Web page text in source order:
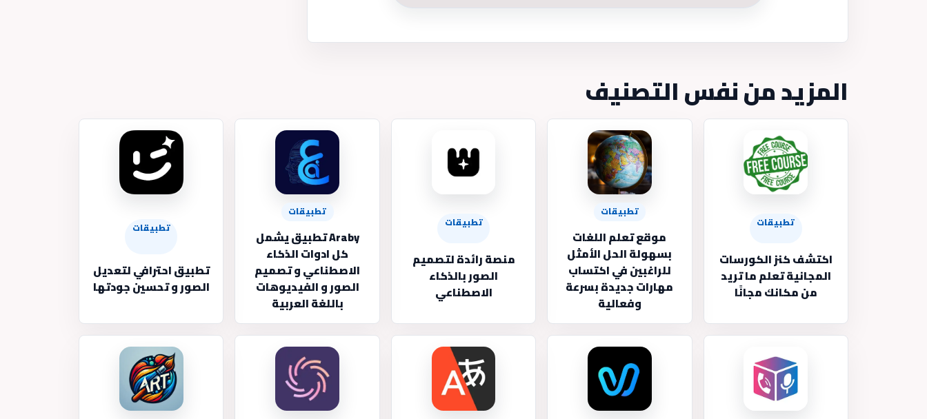
المزيد من نفس التصنيف
تطبيقات
اكتشف كنز الكورسات
المجانية تعلم ما تريد
من مكانك مجانًا
تطبيقات
موقع تعلم اللغات
بسهولة الحل الأمثل
للراغبين في اكتساب
مهارات جديدة بسرعة
وفعالية
تطبيقات
منصة رائدة لتصميم
الصور بالذكاء
الاصطناعي
تطبيقات
Araby تطبيق يشمل
كل ادوات الذكاء
الاصطناعي و تصميم
الصور و الفيديوهات
باللغة العربية
تطبيقات
تطبيق احترافي لتعديل
الصور و تحسين جودتها